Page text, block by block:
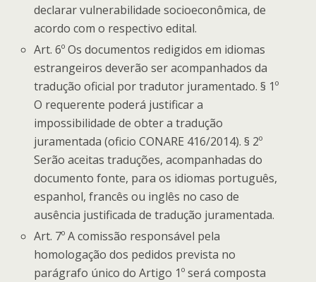
declarar vulnerabilidade socioeconômica, de
acordo com o respectivo edital.
Art. 6º Os documentos redigidos em idiomas
estrangeiros deverão ser acompanhados da
tradução oficial por tradutor juramentado. § 1º
O requerente poderá justificar a
impossibilidade de obter a tradução
juramentada (oficio CONARE 416/2014). § 2º
Serão aceitas traduções, acompanhadas do
documento fonte, para os idiomas português,
espanhol, francês ou inglês no caso de
ausência justificada de tradução juramentada.
Art. 7º A comissão responsável pela
homologação dos pedidos prevista no
parágrafo único do Artigo 1º será composta